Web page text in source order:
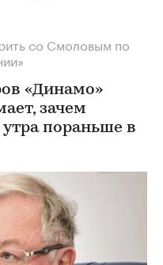
со Смоловым по
«Динамо»
зачем
пораньше в